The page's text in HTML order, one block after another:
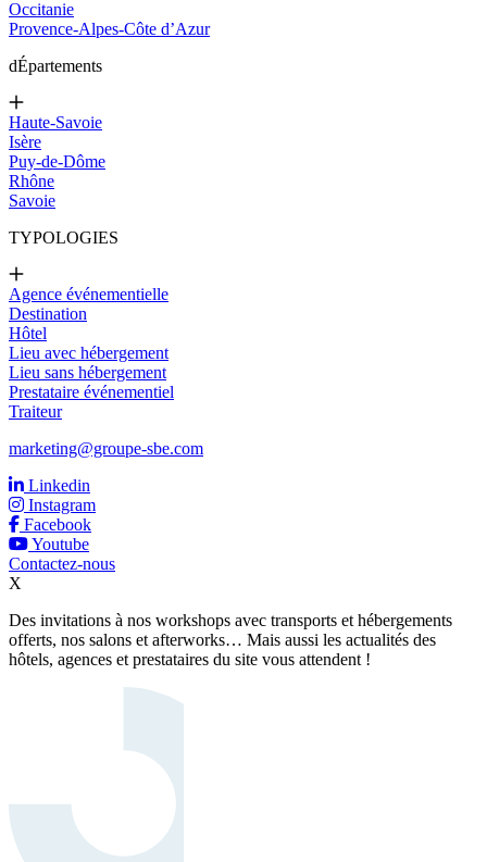
Occitanie
Provence-Alpes-Côte d’Azur
dÉpartements
Haute-Savoie
Isère
Puy-de-Dôme
Rhône
Savoie
TYPOLOGIES
Agence événementielle
Destination
Hôtel
Lieu avec hébergement
Lieu sans hébergement
Prestataire événementiel
Traiteur
marketing@groupe-sbe.com
Linkedin
Instagram
Facebook
Youtube
Contactez-nous
X
Des invitations à nos workshops avec transports et hébergements
offerts, nos salons et afterworks… Mais aussi les actualités des
hôtels, agences et prestataires du site vous attendent !